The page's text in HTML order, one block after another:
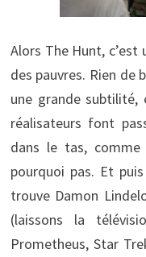
Alors The Hunt, c’est
des pauvres. Rien de
une grande
réalisateurs font
dans le tas, comme
pourquoi pas. Et
trouve Damon
(laissons la
Prometheus, Star